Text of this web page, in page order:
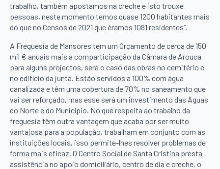
trabalho, também apostamos na creche e isto trouxe
pessoas, neste momento temos quase 1200 habitantes mais
do que no Censos de 2021 que éramos 1081 residentes”.
A Freguesia de Mansores tem um Orçamento de cerca de 150
mil € anuais mais a comparticipação da Câmara de Arouca
para alguns projectos, será o caso das obras no cemitério e
no edifício da junta. Estão servidos a 100% com água
canalizada e têm uma cobertura de 70% no saneamento que
vai ser reforçado, mas esse será um investimento das Águas
do Norte e do Município. No que respeita ao trabalho da
freguesia têm outra vantagem que acaba por ser muito
vantajosa para a população, trabalham em conjunto com as
instituições locais, isso permite-lhes resolver problemas de
forma mais eficaz. O Centro Social de Santa Cristina presta
assistência no apoio domiciliário, centro de dia e creche, o